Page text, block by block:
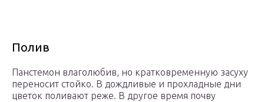
Полив
Панстемон влаголюбив, но кратковременную засуху
переносит стойко. В дождливые и прохладные дни
цветок поливают реже. В другое время почву